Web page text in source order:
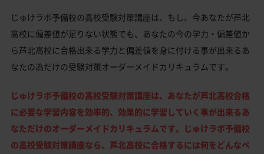
じゅけラボ予備校の高校受験対策講座は、もし、今あなたが芦北
高校に偏差値が足りない状態でも、あなたの今の学力・偏差値か
ら芦北高校に合格出来る学力と偏差値を身に付ける事が出来るあ
なたの為だけの受験対策オーダーメイドカリキュラムです。
じゅけラボ予備校の高校受験対策講座は、あなたが芦北高校合格
に必要な学習内容を効率的、効果的に学習していく事が出来るあ
なただけのオーダーメイドカリキュラムです。じゅけラボ予備校
の高校受験対策講座なら、芦北高校に合格するには何をどんなペ